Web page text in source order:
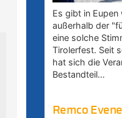
Es gibt in
außerhalb der
eine solche
Tirolerfest. Seit
hat sich die
Bestandteil…
Remco